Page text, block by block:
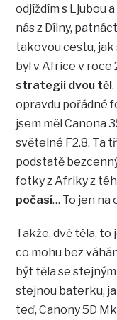
odjíždím s Ljubou
nás z Dílny,
takovou cestu, jak
byl v Africe v roce
strategii dvou těl
opravdu pořádné
jsem měl Canona
světelné F2.8. Ta
podstatě
fotky z Afriky z
počasí… To jen na
Takže, dvě těla,
co mohu bez
být těla se
stejnou baterku,
teď, Canony 5D